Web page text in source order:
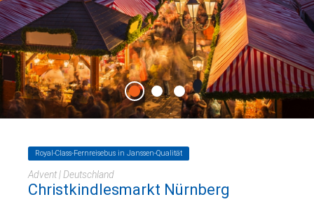
Royal-Class-Fernreisebus in Janssen-Qualität
Advent | Deutschland
Christkindlesmarkt Nürnberg